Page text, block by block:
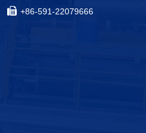
+86-591-22079666